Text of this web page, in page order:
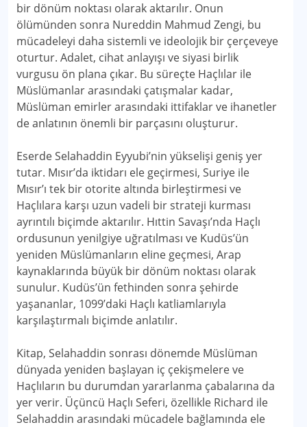
bir dönüm noktası olarak aktarılır. Onun
ölümünden sonra Nureddin Mahmud Zengi, bu
mücadeleyi daha sistemli ve ideolojik bir çerçeveye
oturtur. Adalet, cihat anlayışı ve siyasi birlik
vurgusu ön plana çıkar. Bu süreçte Haçlılar ile
Müslümanlar arasındaki çatışmalar kadar,
Müslüman emirler arasındaki ittifaklar ve ihanetler
de anlatının önemli bir parçasını oluşturur.
Eserde Selahaddin Eyyubi’nin yükselişi geniş yer
tutar. Mısır’da iktidarı ele geçirmesi, Suriye ile
Mısır’ı tek bir otorite altında birleştirmesi ve
Haçlılara karşı uzun vadeli bir strateji kurması
ayrıntılı biçimde aktarılır. Hıttin Savaşı’nda Haçlı
ordusunun yenilgiye uğratılması ve Kudüs’ün
yeniden Müslümanların eline geçmesi, Arap
kaynaklarında büyük bir dönüm noktası olarak
sunulur. Kudüs’ün fethinden sonra şehirde
yaşananlar, 1099’daki Haçlı katliamlarıyla
karşılaştırmalı biçimde anlatılır.
Kitap, Selahaddin sonrası dönemde Müslüman
dünyada yeniden başlayan iç çekişmelere ve
Haçlıların bu durumdan yararlanma çabalarına da
yer verir. Üçüncü Haçlı Seferi, özellikle Richard ile
Selahaddin arasındaki mücadele bağlamında ele